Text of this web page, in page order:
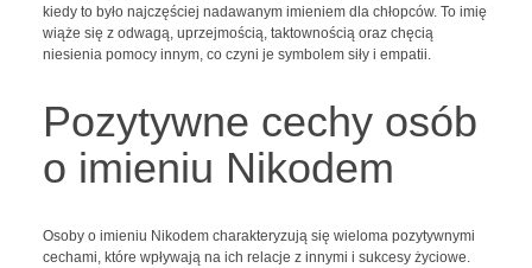
kiedy to było najczęściej nadawanym imieniem dla chłopców. To imię
wiąże się z odwagą, uprzejmością, taktownością oraz chęcią
niesienia pomocy innym, co czyni je symbolem siły i empatii.
Pozytywne cechy osób
o imieniu Nikodem
Osoby o imieniu Nikodem charakteryzują się wieloma pozytywnymi
cechami, które wpływają na ich relacje z innymi i sukcesy życiowe.